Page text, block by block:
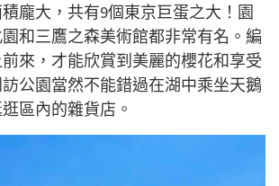
龐大，共有9個東京巨蛋之大！園
和三鷹之森美術館都非常有名。編
來，才能欣賞到美麗的櫻花和享受
公園當然不能錯過在湖中乘坐天鵝
區內的雜貨店。